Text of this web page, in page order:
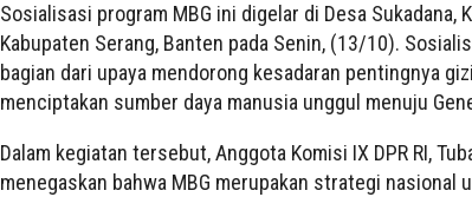
Sosialisasi program MBG ini digelar di Desa Sukadana,
Kabupaten Serang, Banten pada Senin, (13/10).
bagian dari upaya mendorong kesadaran pentingnya
menciptakan sumber daya manusia unggul menuju
Dalam kegiatan tersebut, Anggota Komisi IX DPR RI,
menegaskan bahwa MBG merupakan strategi nasional